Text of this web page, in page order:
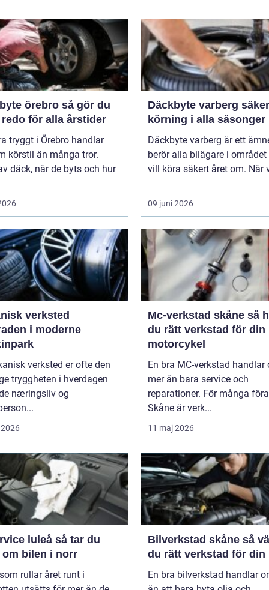
örebro så gör du
för alla årstider
tryggt i Örebro handlar
körstil än många tror.
däck, när de byts och hur
Däckbyte varberg säker
körning i alla säsonger
Däckbyte varberg är ett
berör alla bilägare i
vill köra säkert året om. När
09 juni 2026
verksted
i moderne
verksted er ofte den
tryggheten i hverdagen
næringsliv og
Mc-verkstad skåne så hittar
du rätt verkstad för din
motorcykel
En bra MC-verkstad handlar
mer än bara service och
reparationer. För många
Skåne är verk...
11 maj 2026
luleå så tar du
om bilen i norr
rullar året runt i
Bilverkstad skåne så väljer
du rätt verkstad för din
En bra bilverkstad handlar